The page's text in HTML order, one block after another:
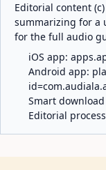
Editorial content
summarizing for a
for the full audio
iOS app:
Android app:
Smart
Editorial